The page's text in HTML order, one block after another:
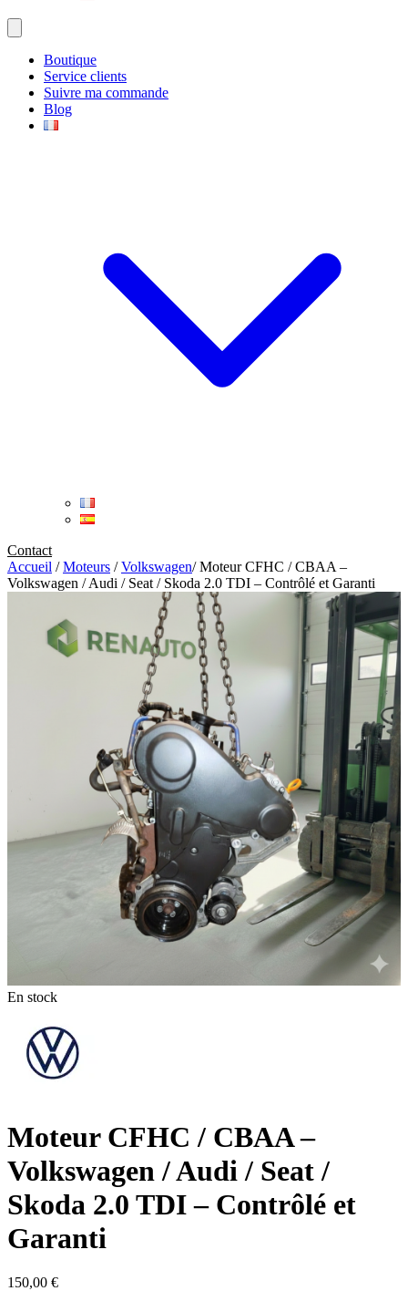
Boutique
Service clients
Suivre ma commande
Blog
Contact
Accueil / Moteurs / Volkswagen/ Moteur CFHC / CBAA –
Volkswagen / Audi / Seat / Skoda 2.0 TDI – Contrôlé et Garanti
En stock
Moteur CFHC / CBAA –
Volkswagen / Audi / Seat /
Skoda 2.0 TDI – Contrôlé et
Garanti
150,00 €